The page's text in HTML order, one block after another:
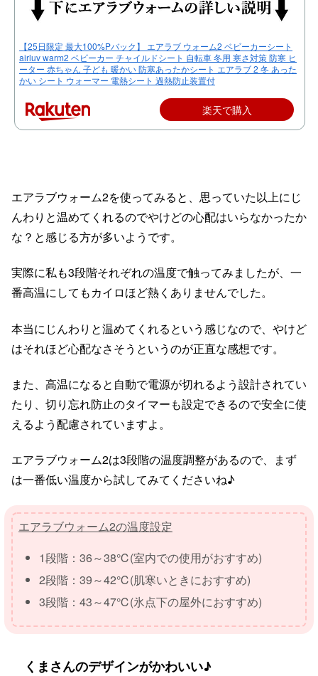
【25日限定 最大100%Pバック】 エアラブ ウォーム2 ベビーカーシート
airluv warm2 ベビーカー チャイルドシート 自転車 冬用 寒さ対策 防寒 ヒ
ーター 赤ちゃん 子ども 暖かい 防寒あったかシート エアラブ 2 冬 あった
かい シート ウォーマー 電熱シート 過熱防止装置付
楽天で購入
エアラブウォーム2を使ってみると、思っていた以上にじ
んわりと温めてくれるのでやけどの心配はいらなかったか
な？と感じる方が多いようです。
実際に私も3段階それぞれの温度で触ってみましたが、一
番高温にしてもカイロほど熱くありませんでした。
本当にじんわりと温めてくれるという感じなので、やけど
はそれほど心配なさそうというのが正直な感想です。
また、高温になると自動で電源が切れるよう設計されてい
たり、切り忘れ防止のタイマーも設定できるので安全に使
えるよう配慮されていますよ。
エアラブウォーム2は3段階の温度調整があるので、まず
は一番低い温度から試してみてくださいね♪
エアラブウォーム2の温度設定
1段階：36～38℃(室内での使用がおすすめ)
2段階：39～42℃(肌寒いときにおすすめ)
3段階：43～47℃(氷点下の屋外におすすめ)
くまさんのデザインがかわいい♪